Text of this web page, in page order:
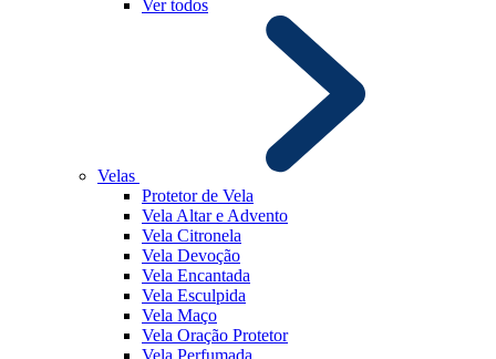
Ver todos
Velas
Protetor de Vela
Vela Altar e Advento
Vela Citronela
Vela Devoção
Vela Encantada
Vela Esculpida
Vela Maço
Vela Oração Protetor
Vela Perfumada